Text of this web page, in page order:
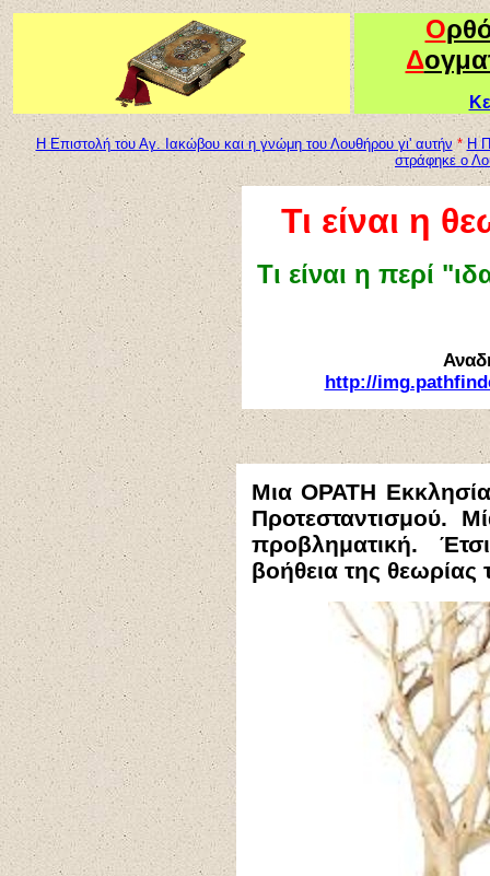
Ο
Δ
Η Επιστολή του Αγ. Ιακώβου και η γνώμη του Λουθήρου γι' αυτήν * Η
στράφηκε ο
Τι είναι η
Τι είναι η περί
http://
Μια ΟΡΑΤΗ
Προτεσταντισμού.
προβληματική.
βοήθεια της